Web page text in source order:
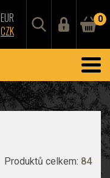
EUR
CZK
0
Produktů celkem: 84